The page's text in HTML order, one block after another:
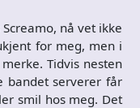
nå vet ikke
for meg, men i
Tidvis nesten
bandet serverer får
smil hos meg. Det